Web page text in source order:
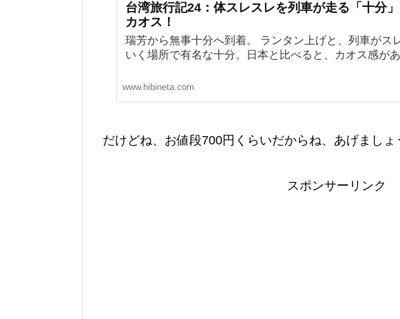
台湾旅行記24：体スレスレを列車が走る「十分」
カオス！
瑞芳から無事十分へ到着。 ランタン上げと、列車がス
いく場所で有名な十分。日本と比べると、カオス感が
www.hibineta.com
だけどね、お値段700円くらいだからね、あげましょ
スポンサーリンク